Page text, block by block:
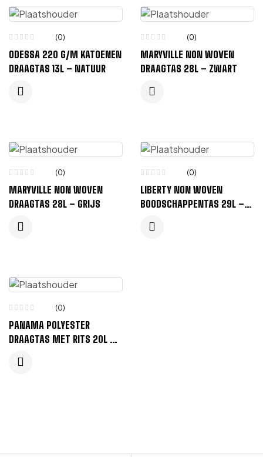
(0)
ODESSA 220 G/M KATOENEN
DRAAGTAS 13L – NATUUR
(0)
MARYVILLE NON WOVEN
DRAAGTAS 28L – ZWART
(0)
MARYVILLE NON WOVEN
DRAAGTAS 28L – GRIJS
(0)
LIBERTY NON WOVEN
BOODSCHAPPENTAS 29L –
(0)
PANAMA POLYESTER
DRAAGTAS MET RITS 20L –